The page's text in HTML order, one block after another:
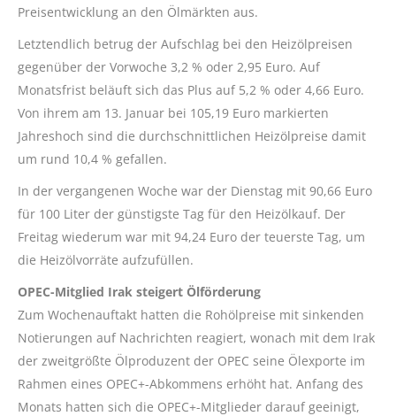
Preisentwicklung an den Ölmärkten aus.
Letztendlich betrug der Aufschlag bei den Heizölpreisen
gegenüber der Vorwoche 3,2 % oder 2,95 Euro. Auf
Monatsfrist beläuft sich das Plus auf 5,2 % oder 4,66 Euro.
Von ihrem am 13. Januar bei 105,19 Euro markierten
Jahreshoch sind die durchschnittlichen Heizölpreise damit
um rund 10,4 % gefallen.
In der vergangenen Woche war der Dienstag mit 90,66 Euro
für 100 Liter der günstigste Tag für den Heizölkauf. Der
Freitag wiederum war mit 94,24 Euro der teuerste Tag, um
die Heizölvorräte aufzufüllen.
OPEC-Mitglied Irak steigert Ölförderung
Zum Wochenauftakt hatten die Rohölpreise mit sinkenden
Notierungen auf Nachrichten reagiert, wonach mit dem Irak
der zweitgrößte Ölproduzent der OPEC seine Ölexporte im
Rahmen eines OPEC+-Abkommens erhöht hat. Anfang des
Monats hatten sich die OPEC+-Mitglieder darauf geeinigt,